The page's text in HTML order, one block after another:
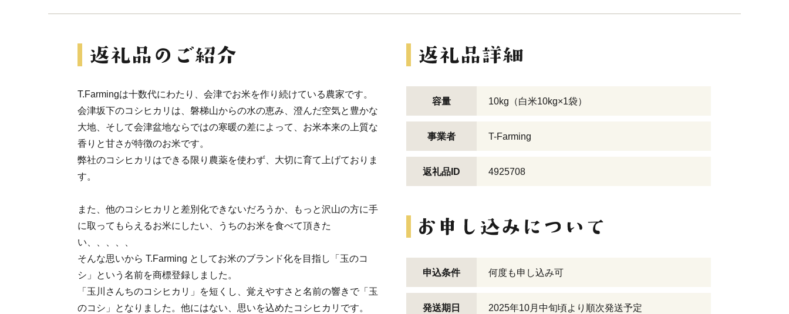
T.Farmingは十数代にわたり、会津でお米を作り続けている農家です。
会津坂下のコシヒカリは、磐梯山からの水の恵み、澄んだ空気と豊かな
大地、そして会津盆地ならではの寒暖の差によって、お米本来の上質な
香りと甘さが特徴のお米です。
弊社のコシヒカリはできる限り農薬を使わず、大切に育て上げておりま
す。
また、他のコシヒカリと差別化できないだろうか、もっと沢山の方に手
に取ってもらえるお米にしたい、うちのお米を食べて頂きた
い、、、、、
そんな思いから T.Farming としてお米のブランド化を目指し「玉のコ
シ」という名前を商標登録しました。
「玉川さんちのコシヒカリ」を短くし、覚えやすさと名前の響きで「玉
のコシ」となりました。他にはない、思いを込めたコシヒカリです。
容量 10kg（白米10kg×1袋）
事業者 T-Farming
返礼品ID 4925708
申込条件 何度も申し込み可
発送期日 2025年10月中旬頃より順次発送予定